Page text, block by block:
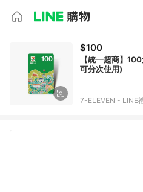
$100
【統一超商】
可分次使用)
7-ELEVEN - LINE